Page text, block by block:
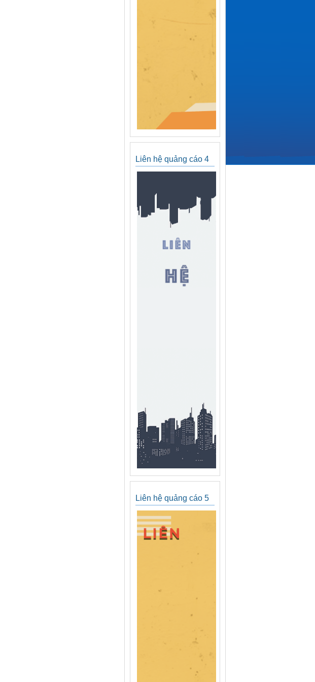
Liên hệ quảng cáo 4
Liên hệ quảng cáo 5